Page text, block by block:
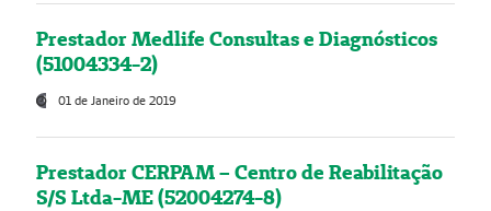
Prestador Medlife Consultas e Diagnósticos
(51004334-2)
01 de Janeiro de 2019
Prestador CERPAM – Centro de Reabilitação
S/S Ltda-ME (52004274-8)